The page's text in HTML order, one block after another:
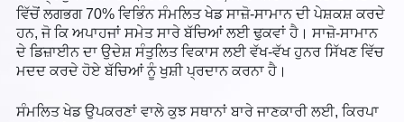
ਵਿੱਚੋਂ ਲਗਭਗ 70% ਵਿਭਿੰਨ ਸੰਮਲਿਤ ਖੇਡ ਸਾਜ਼ੋ-ਸਾਮਾਨ ਦੀ ਪੇਸ਼ਕਸ਼ ਕਰਦੇ
ਹਨ, ਜੋ ਕਿ ਅਪਾਹਜਾਂ ਸਮੇਤ ਸਾਰੇ ਬੱਚਿਆਂ ਲਈ ਢੁਕਵਾਂ ਹੈ। ਸਾਜ਼ੋ-ਸਾਮਾਨ
ਦੇ ਡਿਜ਼ਾਈਨ ਦਾ ਉਦੇਸ਼ ਸੰਤੁਲਿਤ ਵਿਕਾਸ ਲਈ ਵੱਖ-ਵੱਖ ਹੁਨਰ ਸਿੱਖਣ ਵਿੱਚ
ਮਦਦ ਕਰਦੇ ਹੋਏ ਬੱਚਿਆਂ ਨੂੰ ਖੁਸ਼ੀ ਪ੍ਰਦਾਨ ਕਰਨਾ ਹੈ।
ਸੰਮਲਿਤ ਖੇਡ ਉਪਕਰਣਾਂ ਵਾਲੇ ਕੁਝ ਸਥਾਨਾਂ ਬਾਰੇ ਜਾਣਕਾਰੀ ਲਈ, ਕਿਰਪਾ